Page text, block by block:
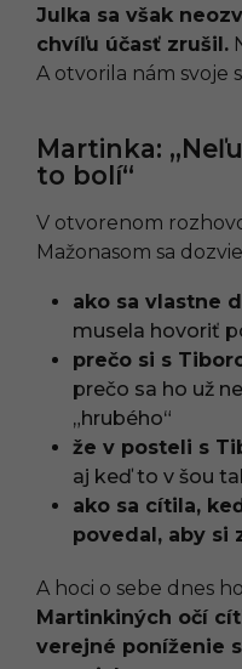
Julka sa však
chvíľu účasť zrušil.
A otvorila nám svoje
Martinka:
to bolí“
V otvorenom
Mažonasom sa
ako sa vlastne
musela hovoriť
prečo si s
prečo sa ho už
„hrubého“
že v posteli s
aj keď to v šou
ako sa cítila,
povedal, aby si
A hoci o sebe dnes
Martinkiných očí
verejné poníženie